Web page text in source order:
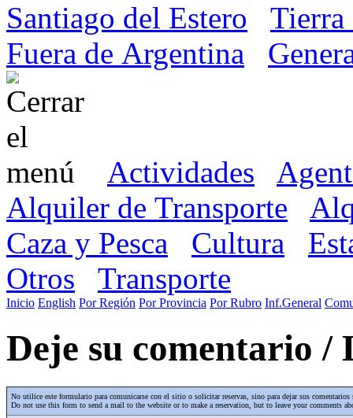
Santiago del Estero
Tierra
Fuera de Argentina
Actividades
Alquiler de Transporte
Caza y Pesca
Cultura
Otros
Transporte
Inicio English Por Región Por Provincia Por Rubro Inf.General
Deje su comentario /
No utilice este formulario para comunicarse con el sitio o solicitar reservas, sino para dejar sus
Do not use this form to send a mail to the website or to make a reservation, but to leave your comments